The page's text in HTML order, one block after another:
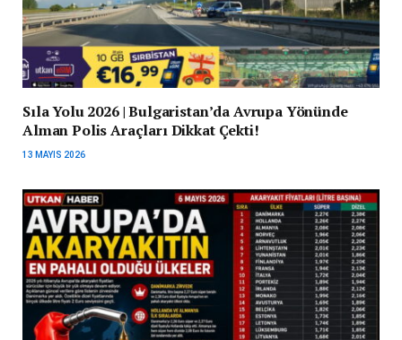
Sıla Yolu 2026 | Bulgaristan’da Avrupa Yönünde
Alman Polis Araçları Dikkat Çekti!
13 MAYIS 2026